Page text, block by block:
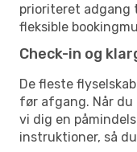
prioriteret adgang
fleksible
Check-in og
De fleste
før afgang. Når du
vi dig en
instruktioner, så